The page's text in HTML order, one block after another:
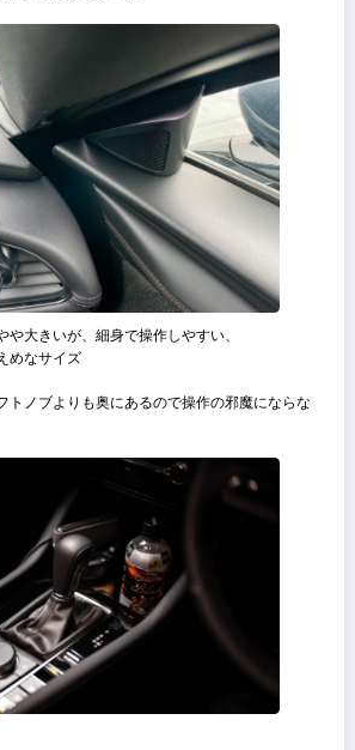
リア
画面は小さめで、ステアリングを握ると正面に
ように設計されており、メーター周りは左右対
ンプルな印象を与え、ドアトリムなども抜かり
でも1クラス上の高級感があると思う